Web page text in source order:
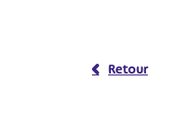
Retour